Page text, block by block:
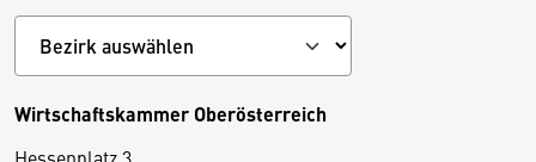
Wirtschaftskammer Oberösterreich